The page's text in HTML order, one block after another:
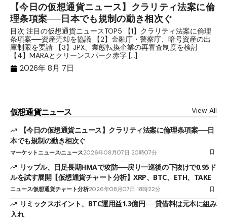
【今日の仮想通貨ニュース】クラリティ法案に倫
理条項案──日本でも規制の動き相次ぐ
目次 注目の仮想通貨ニュースTOP5 【1】クラリティ法案に倫理
条項案──資産売却を協議 【2】金融庁・警察庁、暗号資産の出
庫制限を要請 【3】JPX、業態転換企業の再審査制度を検討
【4】MARAとクリーンスパーク赤字 […]
2026年 8月 7日
仮想通貨ニュース View All
【今日の仮想通貨ニュース】クラリティ法案に倫理条項案──日
本でも規制の動き相次ぐ
マーケットニュースニュース2026年08月07日 20時07分
リップル、日足長期HMAで攻防──戻り一巡後の下抜けで0.95ド
ルを試す展開【仮想通貨チャート分析】XRP、BTC、ETH、TAKE
ニュース仮想通貨チャート分析2026年08月07日 18時22分
リミックスポイント、BTC運用益1.3億円──貸借料は元本に組み
入れ